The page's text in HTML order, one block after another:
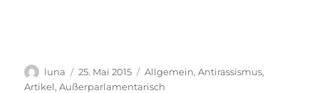
Autor
luna
Veröffentlicht
am
25. Mai 2015 Kategorien
Allgemein,Antirassismus,
Artikel,Außerparlamentarisch